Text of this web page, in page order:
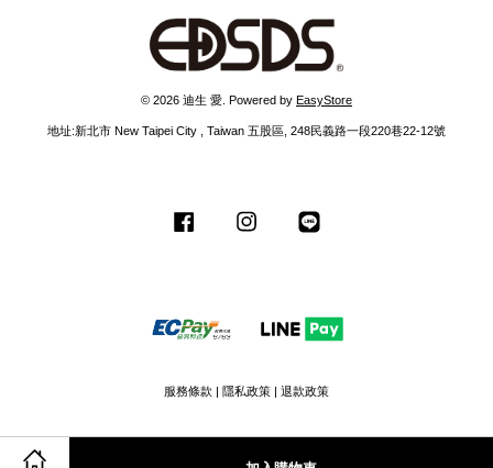
© 2026 迪生 愛. Powered by EasyStore
地址:新北市 New Taipei City , Taiwan 五股區, 248民義路一段220巷22-12號
Facebook Instagram
服務條款 隱私政策 退款政策